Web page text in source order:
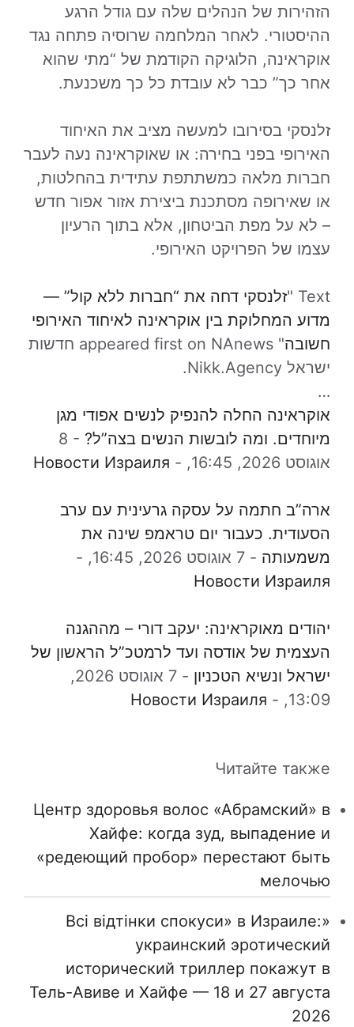
הזהירות של הנהלים שלה עם גודל הרגע
ההיסטורי. לאחר המלחמה שרוסיה פתחה נגד
אוקראינה, הלוגיקה הקודמת של “מתי שהוא
אחר כך” כבר לא עובדת כל כך משכנעת.
זלנסקי בסירובו למעשה מציב את האיחוד
האירופי בפני בחירה: או שאוקראינה נעה לעבר
חברות מלאה כמשתתפת עתידית בהחלטות,
או שאירופה מסתכנת ביצירת אזור אפור חדש
– לא על מפת הביטחון, אלא בתוך הרעיון
עצמו של הפרויקט האירופי.
Text "
זלנסקי דחה את “חברות ללא קול” —
מדוע המחלוקת בין אוקראינה לאיחוד האירופי
חשובה
" appeared first on NAnews חדשות
ישראל Nikk.Agency.
…
אוקראינה החלה להנפיק לנשים אפודי מגן
מיוחדים. ומה לובשות הנשים בצה”ל? -
8
אוגוסט 2026, 16:45,
-
Новости Израиля
ארה”ב חתמה על עסקה גרעינית עם ערב
הסעודית. כעבור יום טראמפ שינה את
משמעותה - 7 אוגוסט 2026, 16:45,
-
Новости Израиля
יהודים מאוקראינה: יעקב דורי – מההגנה
העצמית של אודסה ועד לרמטכ”ל הראשון של
ישראל ונשיא הטכניון -
7 אוגוסט 2026,
13:09,
-
Новости Израиля
Читайте также
Центр здоровья волос «Абрaмский» в
Хайфе: когда зуд, выпадение и
«редеющий пробор» перестают быть
мелочью
«Всі відтінки спокуси» в Израиле:
украинский эротический
исторический триллер покажут в
Тель-Авиве и Хайфе — 18 и 27 августа
2026